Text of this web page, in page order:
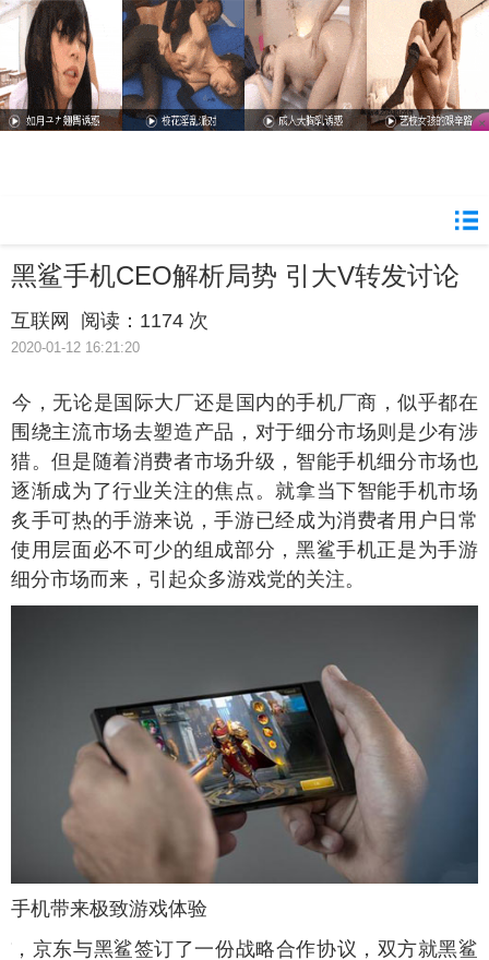
黑鲨手机CEO解析局势 引大V转发讨论
互联网 阅读： 1174 次
2020-01-12 16:21:20
今，无论是国际大厂还是国内的手机厂商，似乎都在
围绕主流市场去塑造产品，对于细分市场则是少有涉
猎。但是随着消费者市场升级，智能手机细分市场也
逐渐成为了行业关注的焦点。就拿当下智能手机市场
炙手可热的手游来说，手游已经成为消费者用户日常
使用层面必不可少的组成部分，黑鲨手机正是为手游
细分市场而来，引起众多游戏党的关注。
手机带来极致游戏体验
，京东与黑鲨签订了一份战略合作协议，双方就黑鲨